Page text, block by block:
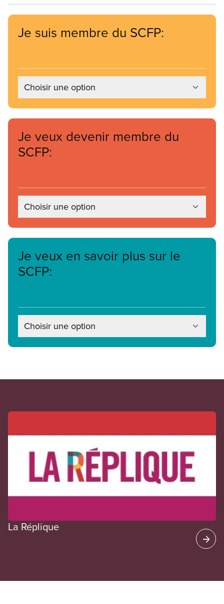
Je suis membre du SCFP:
Choisir une option
Je veux devenir membre du
SCFP:
Choisir une option
Je veux en savoir plus sur le
SCFP:
Choisir une option
En vedette
La Réplique